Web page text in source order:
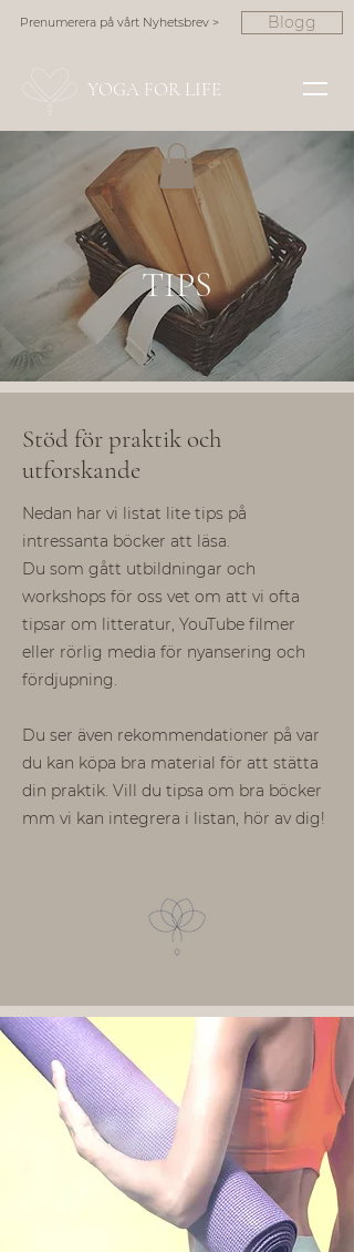
YOGA FOR LIFE
Prenumerera på vårt Nyhetsbrev > Blogg
TIPS
Stöd för praktik och
utforskande
Nedan har vi listat lite tips på
intressanta böcker att läsa.
Du som gått utbildningar och
workshops för oss vet om att vi ofta
tipsar om litteratur, YouTube filmer
eller rörlig media för nyansering och
fördjupning.
Du ser även rekommendationer på var
du kan köpa bra material för att stätta
din praktik. Vill du tipsa om bra böcker
mm vi kan integrera i listan, hör av dig!